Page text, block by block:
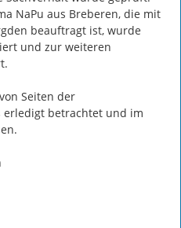
NaPu aus Breberen, die mit
beauftragt ist, wurde
und zur weiteren
Seiten der
erledigt betrachtet und im